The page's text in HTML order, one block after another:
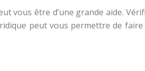
vous être d’une grande aide.
peut vous permettre de